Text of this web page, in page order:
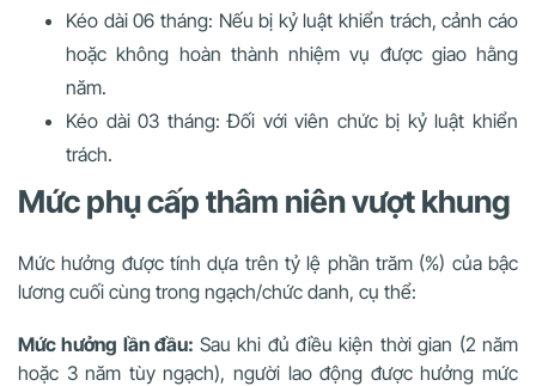
Kéo dài 06 tháng: Nếu bị kỷ luật khiển trách, cảnh cáo
hoặc không hoàn thành nhiệm vụ được giao hằng
năm.
Kéo dài 03 tháng: Đối với viên chức bị kỷ luật khiển
trách.
Mức phụ cấp thâm niên vượt khung
Mức hưởng được tính dựa trên tỷ lệ phần trăm (%) của bậc
lương cuối cùng trong ngạch/chức danh, cụ thể:
Mức hưởng lần đầu: Sau khi đủ điều kiện thời gian (2 năm
hoặc 3 năm tùy ngạch), người lao động được hưởng mức